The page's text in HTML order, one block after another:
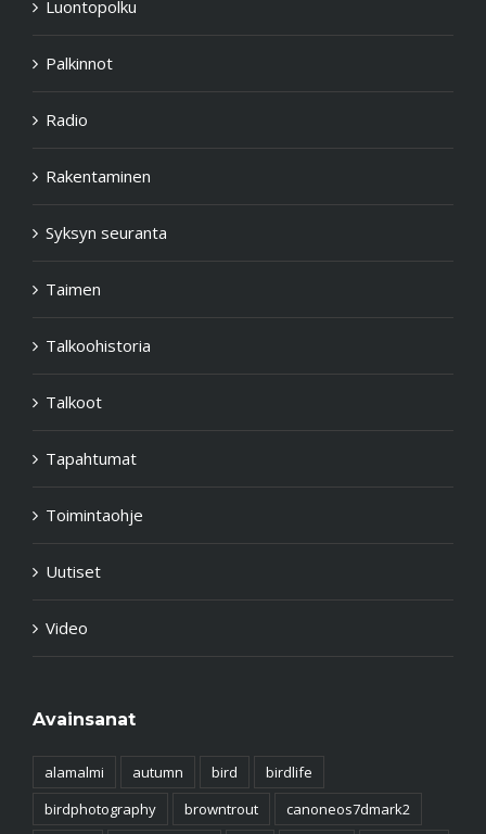
Luontopolku
Palkinnot
Radio
Rakentaminen
Syksyn seuranta
Taimen
Talkoohistoria
Talkoot
Tapahtumat
Toimintaohje
Uutiset
Video
Avainsanat
alamalmi autumn bird
birdlife
birdphotography
browntrout
canoneos7dmark2